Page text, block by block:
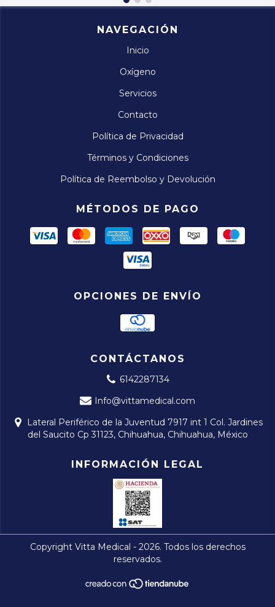
NAVEGACIÓN
Inicio
Oxígeno
Servicios
Contacto
Política de Privacidad
Términos y Condiciones
Política de Reembolso y Devolución
MÉTODOS DE PAGO
OPCIONES DE ENVÍO
CONTÁCTANOS
6142287134
Info@vittamedical.com
Lateral Periférico de la Juventud 7917 int 1 Col. Jardines
del Saucito Cp 31123, Chihuahua, Chihuahua, México
INFORMACIÓN LEGAL
Copyright Vitta Medical - 2026. Todos los derechos
reservados.